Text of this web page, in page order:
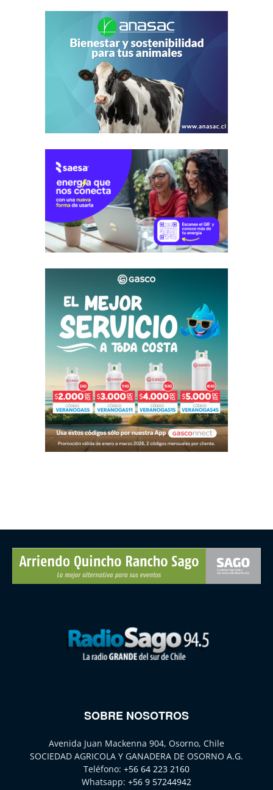
SOBRE NOSOTROS
Avenida Juan Mackenna 904, Osorno, Chile
SOCIEDAD AGRICOLA Y GANADERA DE OSORNO A.G.
Teléfono: +56 64 223 2160
Whatsapp: +56 9 57244942